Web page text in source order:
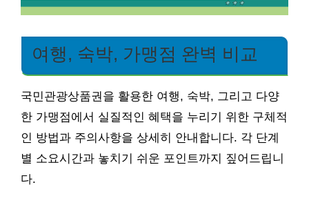
여행, 숙박, 가맹점 완벽 비교
국민관광상품권을 활용한 여행, 숙박, 그리고 다양
한 가맹점에서 실질적인 혜택을 누리기 위한 구체적
인 방법과 주의사항을 상세히 안내합니다. 각 단계
별 소요시간과 놓치기 쉬운 포인트까지 짚어드립니
다.